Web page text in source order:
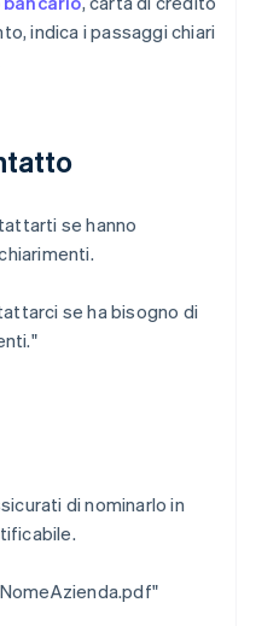
indica i passaggi chiari
se hanno
se ha bisogno di
di nominarlo in